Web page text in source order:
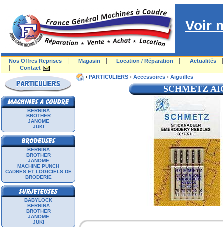
Voir
Nos Offres Reprises Magasin Location / Réparation Actualités
Contact
BERNINA
BROTHER
JANOME
JUKI
BERNINA
BROTHER
JANOME
MACHINE PUNCH
CADRES ET LOGICIELS DE
BRODERIE
BABYLOCK
BERNINA
BROTHER
JANOME
JUKI
› PARTICULIERS › Accessoires › Aiguilles
SCHMETZ